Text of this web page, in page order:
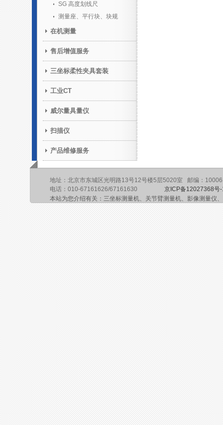
SG 高度划线尺
测量座、平行块、块规
在机测量
售后增值服务
三坐标柔性夹具套装
工业CT
威尔量具量仪
扫描仪
产品维修服务
地址：北京市东城区光明路13号12号楼5层5020室 邮编：
电话：010-67161626/67161630 京ICP备12027368号
本站为您介绍有关：三坐标测量机、关节臂测量机、影像测量仪